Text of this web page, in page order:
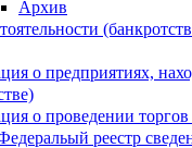
Архив
о предприятиях,
о проведении
реестр